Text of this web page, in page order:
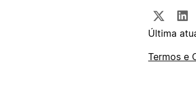
Última
Termos e